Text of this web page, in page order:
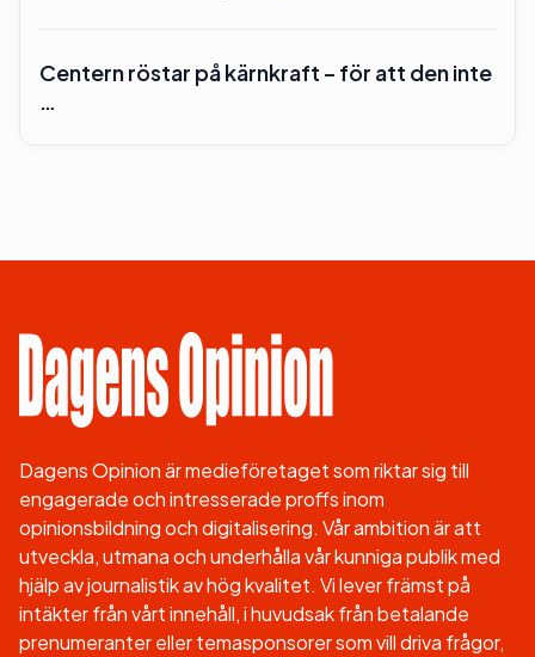
Centern röstar på kärnkraft – för att den inte
…
Dagens Opinion är medieföretaget som riktar sig till
engagerade och intresserade proffs inom
opinionsbildning och digitalisering. Vår ambition är att
utveckla, utmana och underhålla vår kunniga publik med
hjälp av journalistik av hög kvalitet. Vi lever främst på
intäkter från vårt innehåll, i huvudsak från betalande
prenumeranter eller temasponsorer som vill driva frågor,